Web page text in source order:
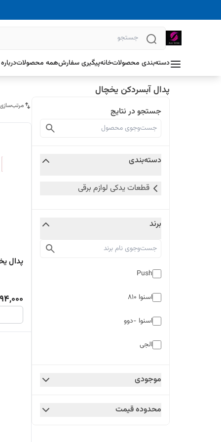
دسته‌بندی محصولاتخانهپیگیری سفارشهمه محصولات
پدال آبسردکن یخچال
جستجو در نتایج
دسته‌بندی
قطعات یدکی لوازم برقی
برند
Push
اسنوا 810
اسنوا -دوو
الجی
سامسونگ-ایران شرق-جنرال
موجودی
محدوده قیمت
پدال